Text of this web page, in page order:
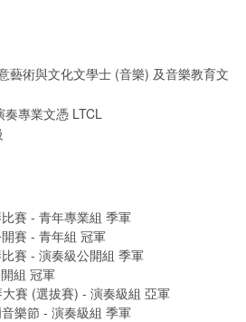
藝術與文化文學士 (音樂) 及音樂教育文
專業文憑 LTCL
賽 - 青年專業組 季軍
賽 - 青年組 冠軍
賽 - 演奏級公開組 季軍
組 冠軍
賽 (選拔賽) - 演奏級組 亞軍
樂節 - 演奏級組 季軍